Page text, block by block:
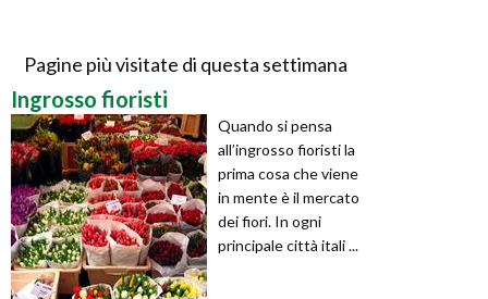
Pagine più visitate di questa settimana
Ingrosso fioristi
Quando si pensa
all’ingrosso fioristi la
prima cosa che viene
in mente è il mercato
dei fiori. In ogni
principale città itali ...